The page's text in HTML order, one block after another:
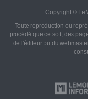
Copyright ©
Toute reproduction ou
procédé que ce soit, des
de l'éditeur ou du